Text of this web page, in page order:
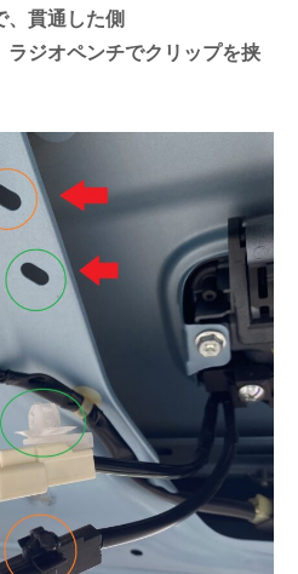
ので、貫通した側
ラジオペンチでクリップを挟